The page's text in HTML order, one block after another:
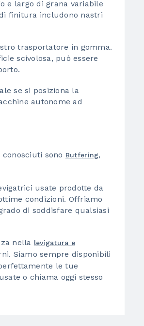
e largo di grana variabile
finitura includono nastri
trasportatore in gomma.
scivolosa, può essere
se si posiziona la
autonome ad
sono Butfering,
usate prodotte da
condizioni. Offriamo
di soddisfare qualsiasi
nella levigatura e
Siamo sempre disponibili
le tue
o chiama oggi stesso